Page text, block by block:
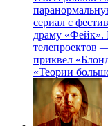
сериал с
драму «Фейк».
телепроектов
приквел
«Теории